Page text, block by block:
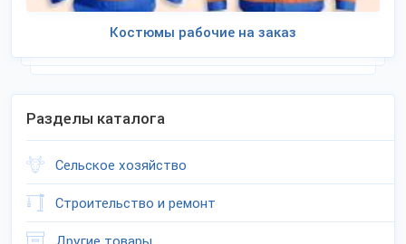
Костюмы рабочие на заказ
Разделы каталога
Сельское хозяйство
Строительство и ремонт